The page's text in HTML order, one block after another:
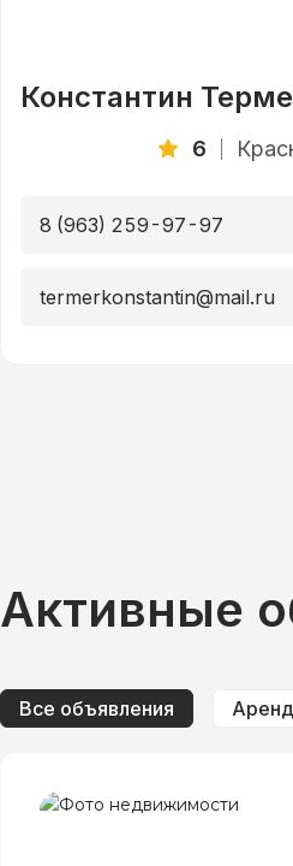
Константин
6
8 (963) 259-97-97
termerkonstantin@mail.ru
Активные
Все объявления